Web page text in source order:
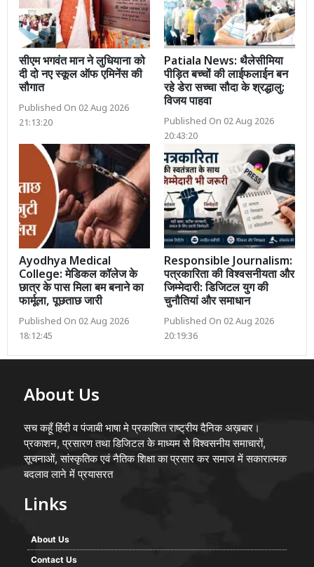
सीएम भगवंत मान ने लुधियाना को
दी दो नए स्कूल ऑफ एमिनेंस की
सौगात
Published On 02 Aug 2026
21:13:20
Patiala News: थैलेसीमिया
पीड़ित बच्चों की लाईफलाईन बन
रहे डेरा सच्चा सौदा के श्रद्धालु:
विजय पाहवा
Published On 02 Aug 2026
20:43:20
Ayodhya Medical
College: मेडिकल कॉलेज के
छात्र के पास मिला बम बनाने का
फार्मूला, पूछताछ जारी
Published On 02 Aug 2026
18:12:45
Responsible Journalism:
पत्रकारिता की विश्वसनीयता और
जिम्मेदारी: डिजिटल युग की
चुनौतियां और समाधान
Published On 02 Aug 2026
20:19:36
About Us
सच कहूँ हिंदी व पंजाबी भाषा मे प्रकाशित राष्ट्रीय दैनिक अख़बार।
प्रकाशन, प्रसारण तथा डिजिटल के माध्यम से विश्वसनीय समाचारों,
सूचनाओं, सांस्कृतिक एवं नैतिक शिक्षा का प्रसार कर समाज में सकारात्मक
बदलाव लाने में प्रयासरत
Links
About Us
Contact Us